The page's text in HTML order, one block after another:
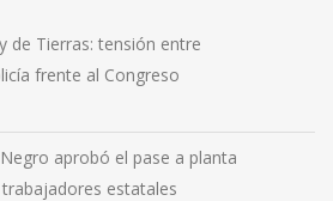
de Tierras: tensión entre
frente al Congreso
aprobó el pase a planta
estatales